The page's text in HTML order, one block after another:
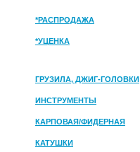
*РАСПРОДАЖА
*УЦЕНКА
ГРУЗИЛА, ДЖИГ-ГОЛОВКИ
ИНСТРУМЕНТЫ
КАРПОВАЯ/ФИДЕРНАЯ
КАТУШКИ